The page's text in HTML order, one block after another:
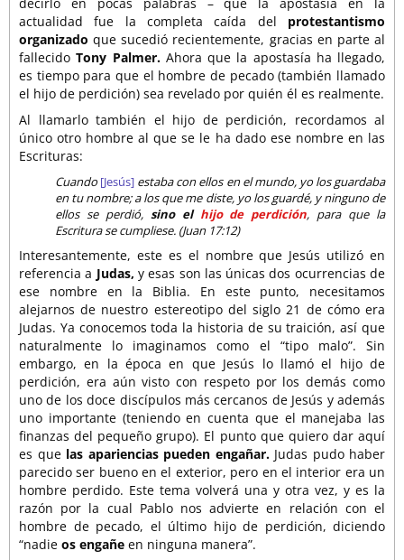
actualidad fue la completa caída del protestantismo
organizado que sucedió recientemente, gracias en parte al
fallecidoTony Palmer.Ahora que la apostasía ha llegado,
es tiempo para que el hombre de pecado (también llamado
el hijo de perdición) sea revelado por quién él es realmente.
Al llamarlo también el hijo de perdición, recordamos al
único otro hombre al que se le ha dado ese nombre en las
Escrituras:
Cuando [Jesús] estaba con ellos en el mundo, yo los guardaba
en tu nombre; a los que me diste, yo los guardé, y ninguno de
ellos se perdió, sino el hijo de perdición, para que la
Escritura se cumpliese. (Juan 17:12)
Interesantemente, este es el nombre que Jesús utilizó en
referencia a Judas, y esas son las únicas dos ocurrencias de
ese nombre en la Biblia. En este punto, necesitamos
alejarnos de nuestro estereotipo del siglo 21 de cómo era
Judas. Ya conocemos toda la historia de su traición, así que
naturalmente lo imaginamos como el “tipo malo”. Sin
embargo, en la época en que Jesús lo llamó el hijo de
perdición, era aún visto con respeto por los demás como
uno de los doce discípulos más cercanos de Jesús y además
uno importante (teniendo en cuenta que el manejaba las
finanzas del pequeño grupo). El punto que quiero dar aquí
es que las apariencias pueden engañar.Judas pudo haber
parecido ser bueno en el exterior, pero en el interior era un
hombre perdido. Este tema volverá una y otra vez, y es la
razón por la cual Pablo nos advierte en relación con el
hombre de pecado, el último hijo de perdición, diciendo
“nadie os engañe en ninguna manera”.